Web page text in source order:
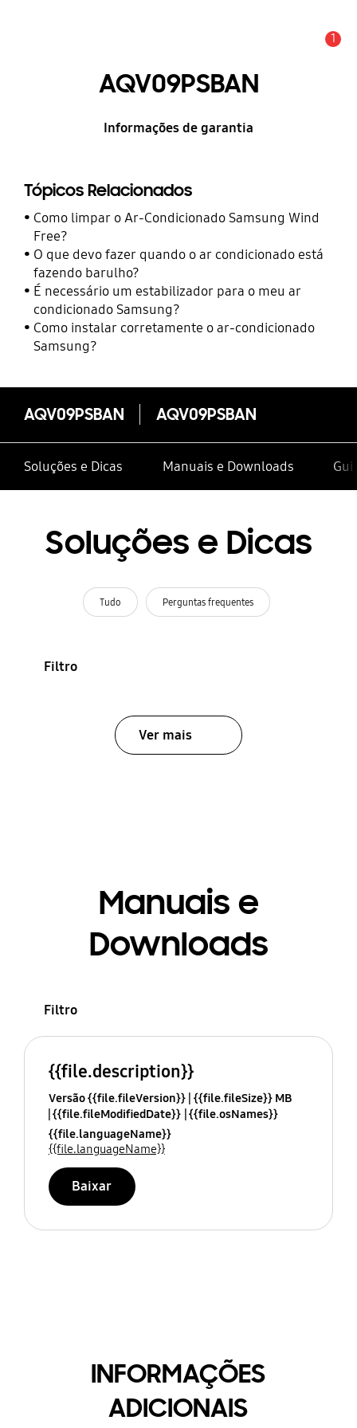
1
AQV09PSBAN
Informações de garantia
Tópicos Relacionados
Como limpar o Ar-Condicionado Samsung Wind
Free?
O que devo fazer quando o ar condicionado está
fazendo barulho?
É necessário um estabilizador para o meu ar
condicionado Samsung?
Como instalar corretamente o ar-condicionado
Samsung?
AQV09PSBAN AQV09PSBAN
Soluções e Dicas Manuais e Downloads
Soluções e Dicas
Tudo Perguntas frequentes
Filtro
Ver mais
Manuais e
Downloads
Filtro
{{file.description}}
Versão {{file.fileVersion}} {{file.fileSize}} MB
{{file.fileModifiedDate}} {{file.osNames}}
{{file.languageName}}
{{file.languageName}}
Baixar
INFORMAÇÕES
ADICIONAIS